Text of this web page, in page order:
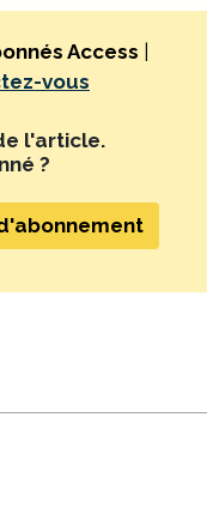
Access |
vous
l'article.
?